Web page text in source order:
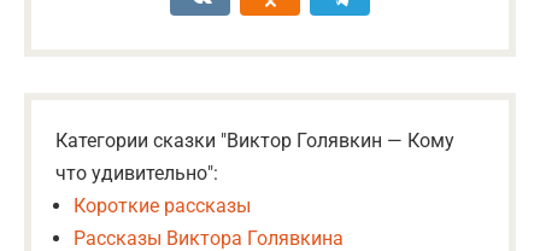
Категории сказки "Виктор Голявкин — Кому
что удивительно":
Короткие рассказы
Рассказы Виктора Голявкина